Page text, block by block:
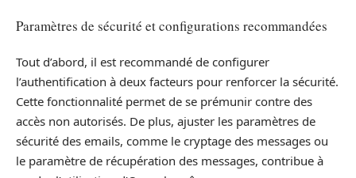
Paramètres de sécurité et configurations recommandées
Tout d’abord, il est recommandé de configurer
l’authentification à deux facteurs pour renforcer la sécurité.
Cette fonctionnalité permet de se prémunir contre des
accès non autorisés. De plus, ajuster les paramètres de
sécurité des emails, comme le cryptage des messages ou
le paramètre de récupération des messages, contribue à